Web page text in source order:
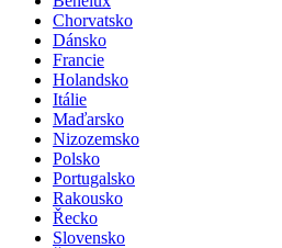
Chorvatsko
Dánsko
Francie
Holandsko
Itálie
Maďarsko
Nizozemsko
Polsko
Portugalsko
Rakousko
Řecko
Slovensko